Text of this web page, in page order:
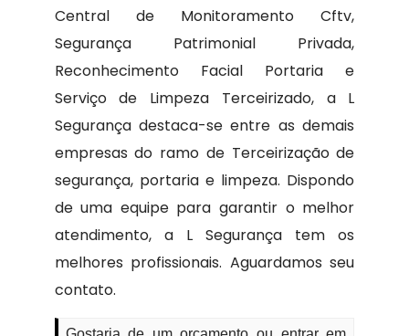
Central de Monitoramento Cftv,
Segurança Patrimonial Privada,
Reconhecimento Facial Portaria e
Serviço de Limpeza Terceirizado, a L
Segurança destaca-se entre as demais
empresas do ramo de Terceirização de
segurança, portaria e limpeza. Dispondo
de uma equipe para garantir o melhor
atendimento, a L Segurança tem os
melhores profissionais. Aguardamos seu
contato.